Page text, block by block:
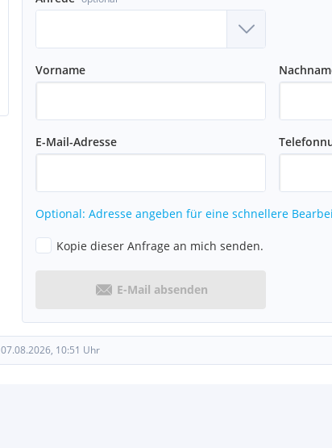
Vorname
E-Mail-Adresse
Optional: Adresse angeben für eine schnellere
Kopie dieser Anfrage an mich senden.
E-Mail absenden
07.08.2026, 10:51 Uhr